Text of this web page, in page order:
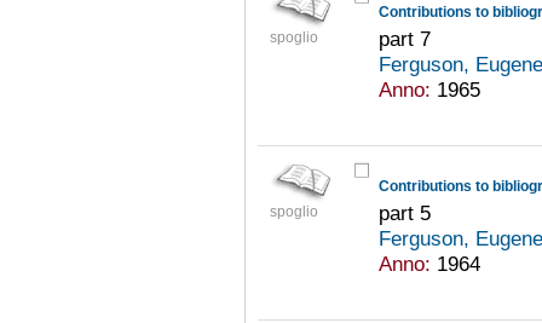
spoglio
Contributions to
part 7
Ferguson,
Anno: 1965
spoglio
Contributions to
part 5
Ferguson,
Anno: 1964